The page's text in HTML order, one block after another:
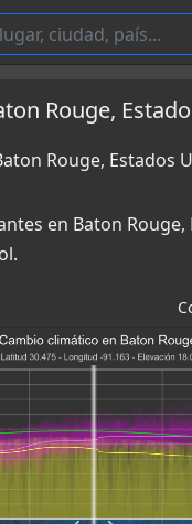
Rouge,
Rouge, Estados
en Baton